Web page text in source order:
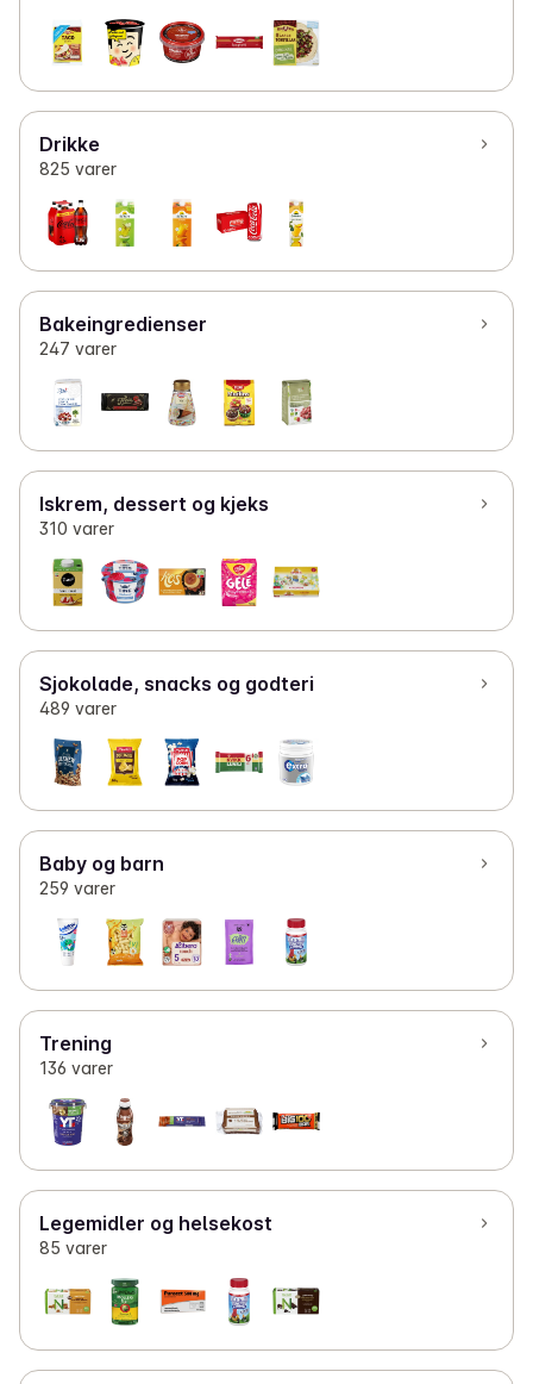
Drikke
825 varer
Bakeingredienser
247 varer
Iskrem, dessert og kjeks
310 varer
Sjokolade, snacks og godteri
489 varer
Baby og barn
259 varer
Trening
136 varer
Legemidler og helsekost
85 varer